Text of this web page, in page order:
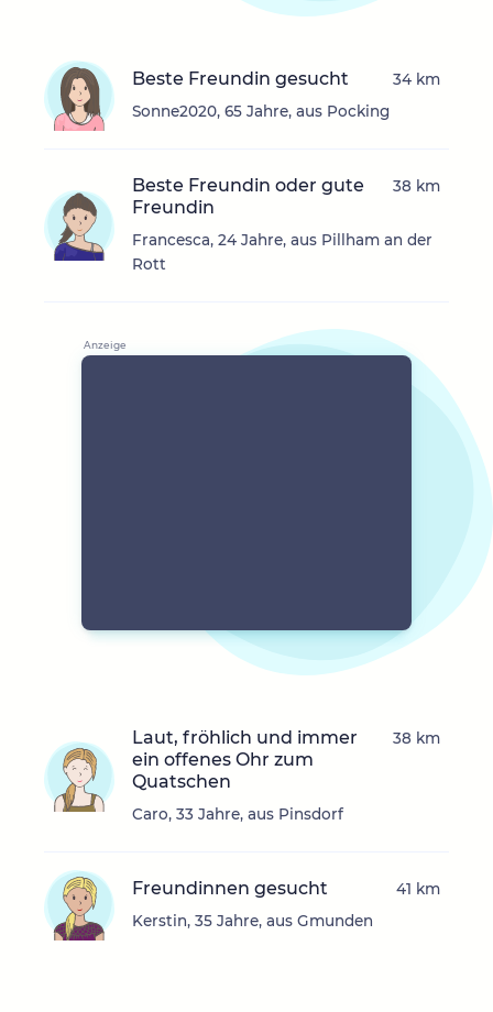
Beste Freundin gesucht
Sonne2020, 65 Jahre, aus Pocking
34 km
Beste Freundin oder gute
Freundin
Francesca, 24 Jahre, aus Pillham an der
Rott
38 km
Laut, fröhlich und immer
ein offenes Ohr zum
Quatschen
Caro, 33 Jahre, aus Pinsdorf
38 km
Freundinnen gesucht
Kerstin, 35 Jahre, aus Gmunden
41 km